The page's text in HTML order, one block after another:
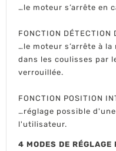
…le moteur s’arrête en
FONCTION DÉTECTION
…le moteur s’arrête à
dans les coulisses par
verrouillée.
FONCTION POSITION
…réglage possible
l'utilisateur.
4 MODES DE RÉGLAGE